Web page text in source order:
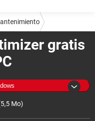
gratis
Mo)